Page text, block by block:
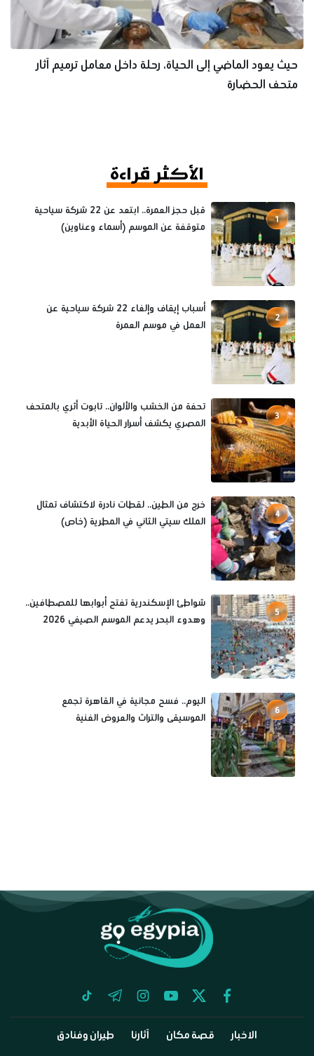
حيث يعود الماضي إلى الحياة، رحلة داخل معامل ترميم آثار
متحف الحضارة
الأكثر قراءة
1
قبل حجز العمرة.. ابتعد عن 22 شركة سياحية
متوقفة عن الموسم (أسماء وعناوين)
2
أسباب إيقاف وإلغاء 22 شركة سياحية عن
العمل في موسم العمرة
3
تحفة من الخشب والألوان.. تابوت أثري بالمتحف
المصري يكشف أسرار الحياة الأبدية
4
خرج من الطين.. لقطات نادرة لاكتشاف تمثال
الملك سيتي الثاني في المطرية (خاص)
5
شواطئ الإسكندرية تفتح أبوابها للمصطافين..
وهدوء البحر يدعم الموسم الصيفي 2026
6
اليوم.. فسح مجانية في القاهرة تجمع
الموسيقى والتراث والعروض الفنية
facebook
twitter
youtube
instagram
telegram
tiktok
الاخبار قصة مكان آثارنا طيران وفنادق